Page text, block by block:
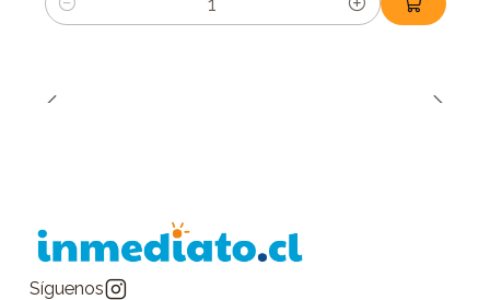
Cantidad
Síguenos